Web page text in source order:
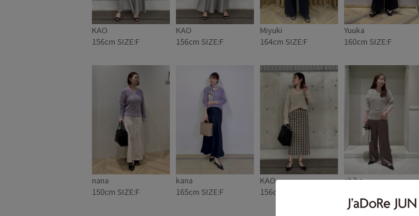
KAO
156cm SIZE:F
KAO
156cm SIZE:F
Miyuki
164cm SIZE:F
Yuuka
160cm SIZE:F
nana
150cm SIZE:F
kana
165cm SIZE:F
KAO
156cm SIZE:F
shiho